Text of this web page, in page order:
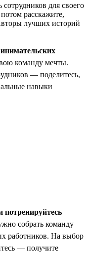
сотрудников для своего
расскажите,
лучших историй
команду мечты.
— поделитесь,
навыки
потренируйтесь
собрать команду
работников. На выбор
— получите